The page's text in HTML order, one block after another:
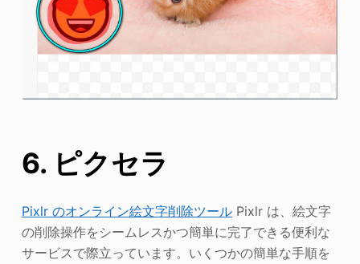
6. ピクセラ
Pixlr のオンライン絵文字削除ツールPixlr は、絵文字
の削除操作をシームレスかつ簡単に完了できる便利な
サービスで際立っています。いくつかの簡単な手順を